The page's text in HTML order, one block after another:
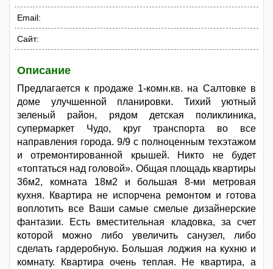
Email:
Сайт:
Описание
Предлагается к продаже 1-комн.кв. на Салтовке в
доме улучшенной планировки. Тихий уютный
зеленый район, рядом детская поликлиника,
супермаркет Чудо, круг транспорта во все
направления города. 9/9 с полноценным техэтажом
и отремонтированной крышей. Никто не будет
«топтаться над головой». Общая площадь квартиры
36м2, комната 18м2 и большая 8-ми метровая
кухня. Квартира не испорчена ремонтом и готова
воплотить все Ваши самые смелые дизайнерские
фантазии. Есть вместительная кладовка, за счет
которой можно либо увеличить санузел, либо
сделать гардеробную. Большая лоджия на кухню и
комнату. Квартира очень теплая. Не квартира, а